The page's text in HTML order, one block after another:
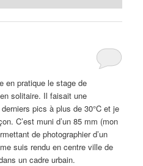
en pratique le stage de
solitaire. Il faisait une
pics à plus de 30°C et je
C’est muni d’un 85 mm (mon
de photographier d’un
suis rendu en centre ville de
un cadre urbain.